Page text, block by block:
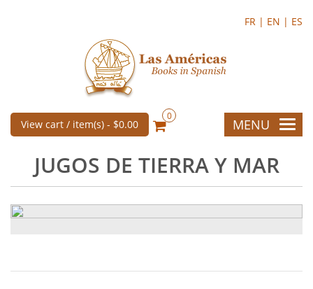
FR | EN | ES
View cart / item(s) - $0.00
0
MENU
JUGOS DE TIERRA Y MAR